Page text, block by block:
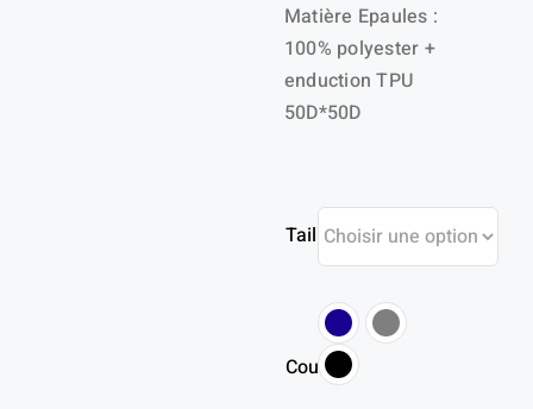
Matière Epaules :
100% polyester +
enduction TPU
50D*50D
Taille
Couleur